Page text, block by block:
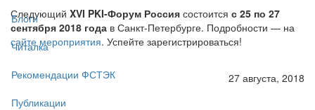
Блоги
Читалка
Рекомендации ФСТЭК
Публикации
Следующий XVI PKI-Форум Россия состоится с 25 по 27
сентября 2018 года в Санкт-Петербурге. Подробности — на
сайте мероприятия. Успейте зарегистрироваться!
27 августа, 2018